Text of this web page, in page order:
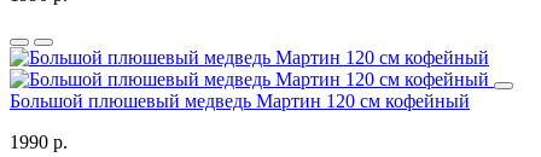
Большой плюшевый медведь Мартин 120 см кофейный
1990 р.